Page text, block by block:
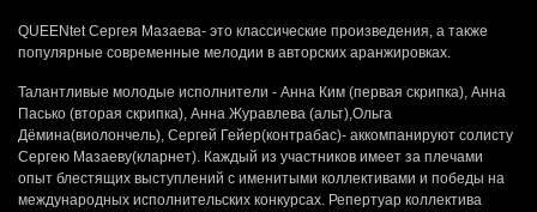
QUEENtet Сергея Мазаева- это классические произведения, а также
популярные современные мелодии в авторских аранжировках.
Талантливые молодые исполнители - Анна Ким (первая скрипка), Анна
Пасько (вторая скрипка), Анна Журавлева (альт),Ольга
Дёмина(виолончель), Сергей Гейер(контрабас)- аккомпанируют солисту
Сергею Мазаеву(кларнет). Каждый из участников имеет за плечами
опыт блестящих выступлений с именитыми коллективами и победы на
международных исполнительских конкурсах. Репертуар коллектива